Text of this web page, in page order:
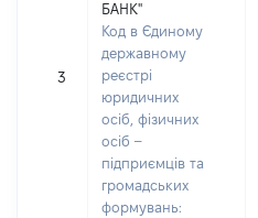
3
БАНК"
Код в Єдиному
державному
реєстрі
юридичних
осіб, фізичних
осіб –
підприємців та
громадських
формувань: